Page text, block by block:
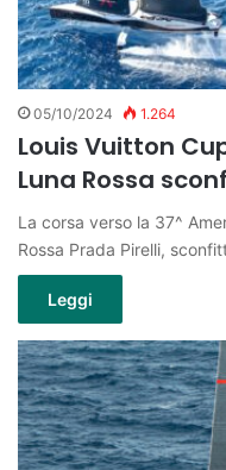
05/10/2024 1.264
Louis Vuitton
Luna Rossa
La corsa verso la 37^
Rossa Prada Pirelli,
Leggi